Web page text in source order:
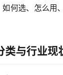
何选、怎么
类与行业现